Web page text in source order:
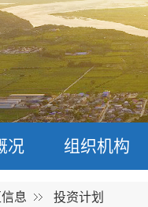
况 组织机构
息 投资计划